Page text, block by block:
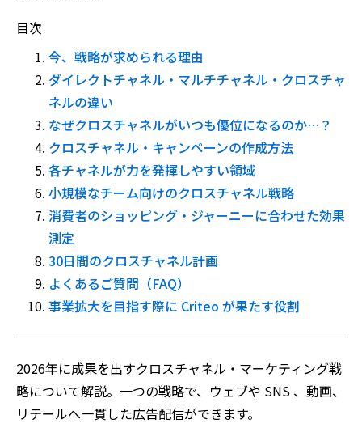
目次
今、戦略が求められる理由
ダイレクトチャネル・マルチチャネル・クロスチャ
ネルの違い
なぜクロスチャネルがいつも優位になるのか…？
クロスチャネル・キャンペーンの作成方法
各チャネルが力を発揮しやすい領域
小規模なチーム向けのクロスチャネル戦略
消費者のショッピング・ジャーニーに合わせた効果
測定
30日間のクロスチャネル計画
よくあるご質問（FAQ）
事業拡大を目指す際に Criteo が果たす役割
2026年に成果を出すクロスチャネル・マーケティング戦
略について解説。一つの戦略で、ウェブや SNS 、動画、
リテールへ一貫した広告配信ができます。